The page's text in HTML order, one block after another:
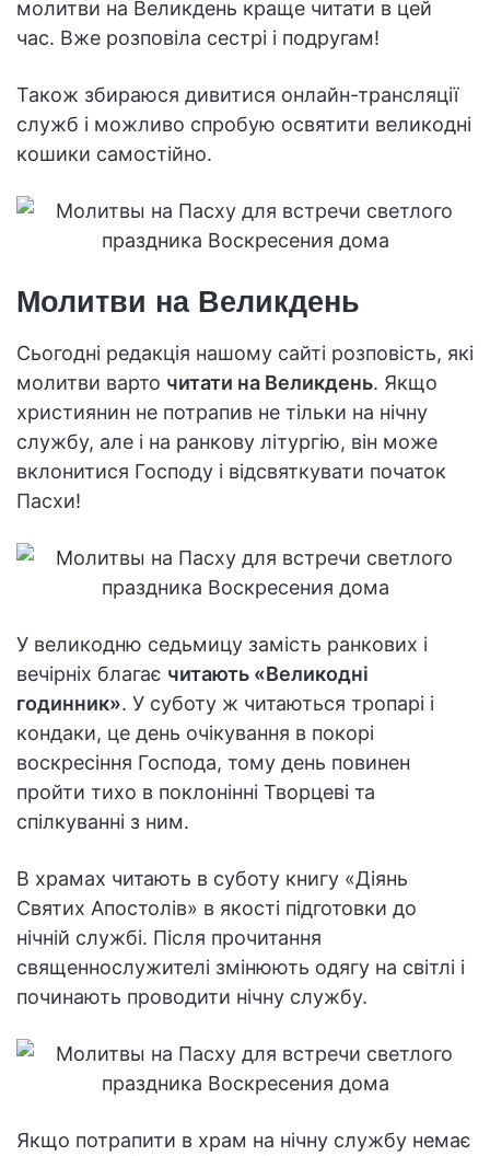
молитви на Великдень краще читати в цей
час. Вже розповіла сестрі і подругам!
Також збираюся дивитися онлайн-трансляції
служб і можливо спробую освятити великодні
кошики самостійно.
Молитви на Великдень
Сьогодні редакція нашому сайті розповість, які
молитви варто читати на Великдень. Якщо
християнин не потрапив не тільки на нічну
службу, але і на ранкову літургію, він може
вклонитися Господу і відсвяткувати початок
Пасхи!
У великодню седьмицу замість ранкових і
вечірніх благає читають «Великодні
годинник». У суботу ж читаються тропарі і
кондаки, це день очікування в покорі
воскресіння Господа, тому день повинен
пройти тихо в поклонінні Творцеві та
спілкуванні з ним.
В храмах читають в суботу книгу «Діянь
Святих Апостолів» в якості підготовки до
нічній службі. Після прочитання
священнослужителі змінюють одягу на світлі і
починають проводити нічну службу.
Якщо потрапити в храм на нічну службу немає